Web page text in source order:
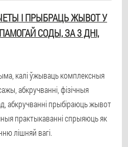
І ПРЫБРАЦЬ ЖЫВОТ У
СОДЫ, ЗА 3 ДНІ,
калі ўжываць комплексныя
абкручванні, фізічныя
абкручванні прыбіраюць жывот
практыкаванні спрыяюць як
лішняй вагі.